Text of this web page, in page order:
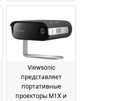
December 2024
Viewsonic
представляет
портативные
проекторы M1X и